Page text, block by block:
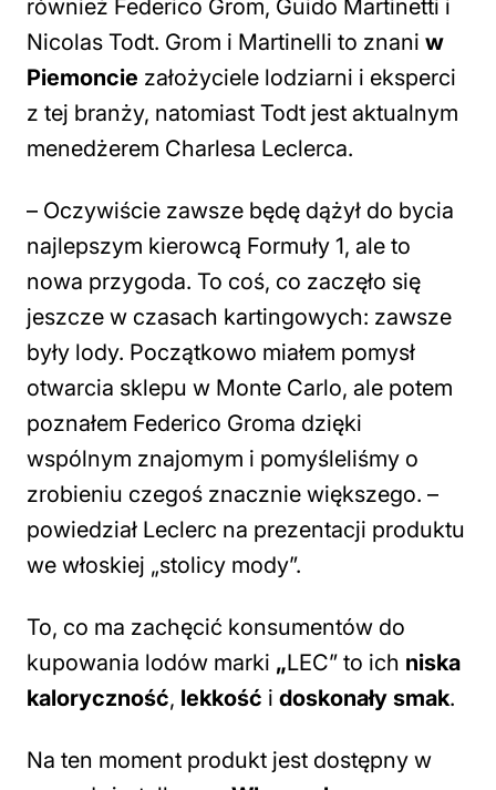
również Federico Grom, Guido Martinetti i
Nicolas Todt. Grom i Martinelli to znani w
Piemoncie założyciele lodziarni i eksperci
z tej branży, natomiast Todt jest aktualnym
menedżerem Charlesa Leclerca.
– Oczywiście zawsze będę dążył do bycia
najlepszym kierowcą Formuły 1, ale to
nowa przygoda. To coś, co zaczęło się
jeszcze w czasach kartingowych: zawsze
były lody. Początkowo miałem pomysł
otwarcia sklepu w Monte Carlo, ale potem
poznałem Federico Groma dzięki
wspólnym znajomym i pomyśleliśmy o
zrobieniu czegoś znacznie większego. –
powiedział Leclerc na prezentacji produktu
we włoskiej „stolicy mody”.
To, co ma zachęcić konsumentów do
kupowania lodów marki „LEC” to ich niska
kaloryczność, lekkość i doskonały smak.
Na ten moment produkt jest dostępny w